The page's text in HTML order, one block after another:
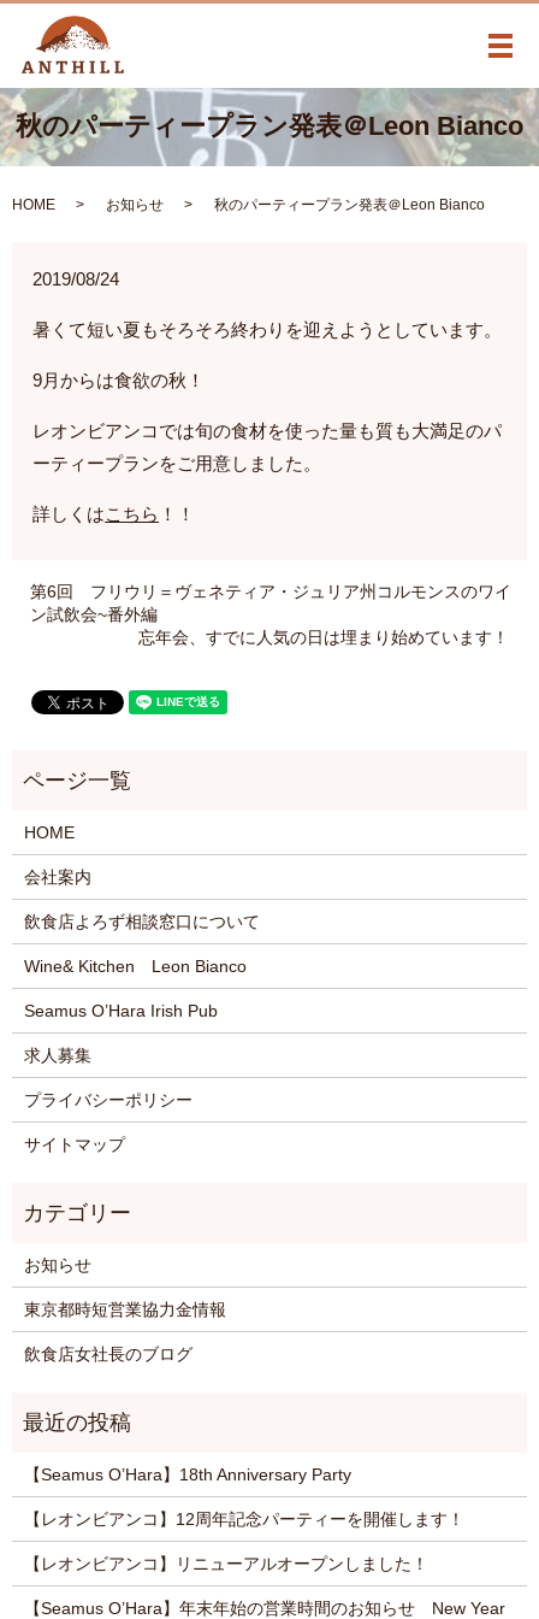
メ
秋のパーティープラン発表＠Leon Bianco
HOME お知らせ 秋のパーティープラン発表＠Leon Bianco
2019/08/24
暑くて短い夏もそろそろ終わりを迎えようとしています。
9月からは食欲の秋！
レオンビアンコでは旬の食材を使った量も質も大満足のパ
ーティープランをご用意しました。
詳しくはこちら ！！
第6回 フリウリ＝ヴェネティア・ジュリア州コルモンスのワイ
ン試飲会~番外編
忘年会、すでに人気の日は埋まり始めています！
HOME
会社案内
飲食店よろず相談窓口について
Wine& Kitchen Leon Bianco
Seamus O’Hara Irish Pub
求人募集
プライバシーポリシー
サイトマップ
お知らせ
東京都時短営業協力金情報
飲食店女社長のブログ
【Seamus O’Hara】18th Anniversary Party
【レオンビアンコ】12周年記念パーティーを開催します！
【レオンビアンコ】リニューアルオープンしました！
【Seamus O’Hara】年末年始の営業時間のお知らせ New Year